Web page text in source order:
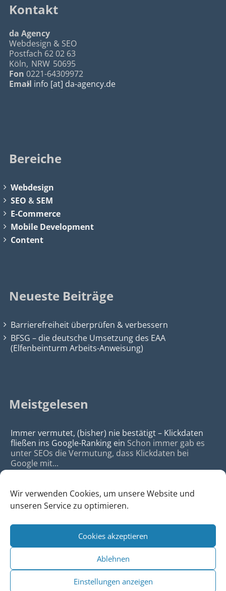
Wir verwenden Cookies, um unsere Website und
unseren Service zu optimieren.
Cookies akzeptieren
Ablehnen
Einstellungen anzeigen
Kontakt
da Agency
Webdesign & SEO
Postfach 62 02 63
Köln, NRW 50695
Fon 0221-64309972
Email info [at] da-agency.de
Bereiche
Webdesign
SEO &SEM
E-Commerce
Mobile Development
Content
Neueste Beiträge
Barrierefreiheit überprüfen & verbessern
BFSG – die deutsche Umsetzung des EAA
(Elfenbeinturm Arbeits-Anweisung)
Meistgelesen
Immer vermutet, (bisher) nie bestätigt – Klickdaten
fließen ins Google-Ranking ein Schon immer gab es
unter SEOs die Vermutung, dass Klickdaten bei
Google mit...
da Agency - Webagentur für Webdesign & SEO, Köln
•Webdesign Köln|SEO Köln|Sitemap|Impressum
|Datenschutz